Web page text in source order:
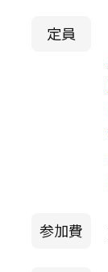
定員
参加費